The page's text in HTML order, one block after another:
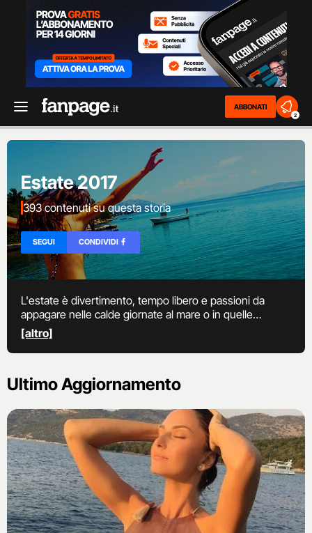
ABBONATI
2
Estate 2017
393 contenuti su questa storia
SEGUI CONDIVIDI
L'estate è divertimento, tempo libero e passioni da
appagare nelle calde giornate al mare o in quelle
piacevoli in montagna.
[altro]
Ultimo Aggiornamento